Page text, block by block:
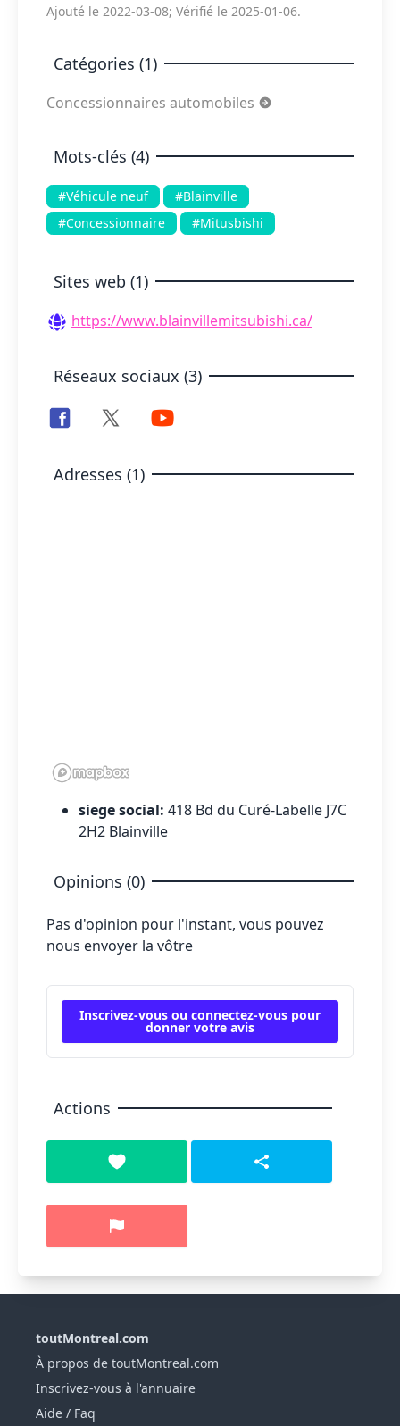
Ajouté le 2022-03-08; Vérifié le 2025-01-06.
Catégories (1)
Concessionnaires automobiles
Mots-clés (4)
#Véhicule neuf
#Blainville
#Concessionnaire
#Mitusbishi
Sites web (1)
https://www.blainvillemitsubishi.ca/
Réseaux sociaux (3)
Adresses (1)
siege social: 418 Bd du Curé-Labelle J7C
2H2 Blainville
Opinions (0)
Pas d'opinion pour l'instant, vous pouvez
nous envoyer la vôtre
Inscrivez-vous ou connectez-vous pour
donner votre avis
Actions
toutMontreal.com
À propos de toutMontreal.com
Inscrivez-vous à l'annuaire
Aide / Faq